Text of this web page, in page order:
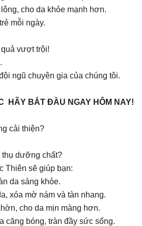
cho da khỏe mạnh hơn.
mỗi ngày.
vượt trội!
ngũ chuyên gia của chúng tôi.
HÃY BẮT ĐẦU NGAY HÔM NAY!
cải thiện?
thụ dưỡng chất?
Thiên sẽ giúp bạn:
da sáng khỏe.
xóa mờ nám và tàn nhang.
cho da mịn màng hơn.
căng bóng, tràn đầy sức sống.